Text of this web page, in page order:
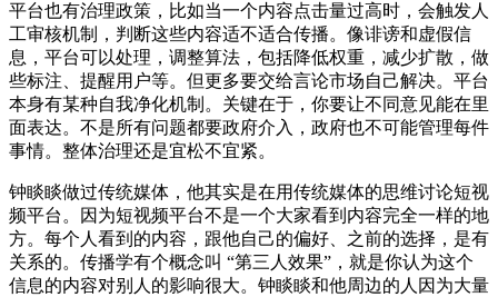
平台也有治理政策，比如当一个内容点击量过高时，会触发人
工审核机制，判断这些内容适不适合传播。像诽谤和虚假信
息，平台可以处理，调整算法，包括降低权重，减少扩散，做
些标注、提醒用户等。但更多要交给言论市场自己解决。平台
本身有某种自我净化机制。关键在于，你要让不同意见能在里
面表达。不是所有问题都要政府介入，政府也不可能管理每件
事情。整体治理还是宜松不宜紧。
钟睒睒做过传统媒体，他其实是在用传统媒体的思维讨论短视
频平台。因为短视频平台不是一个大家看到内容完全一样的地
方。每个人看到的内容，跟他自己的偏好、之前的选择，是有
关系的。传播学有个概念叫 “第三人效果”，就是你认为这个
信息的内容对别人的影响很大。钟睒睒和他周边的人因为大量